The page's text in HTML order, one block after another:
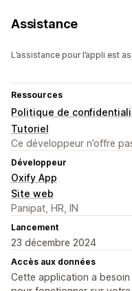
Assistance
L’assistance pour l’appli est
Ressources
Politique de
Tutoriel
Ce développeur n’offre
Développeur
Oxify App
Site web
Panipat, HR, IN
Lancement
23 décembre 2024
Accès aux données
Cette application a besoin